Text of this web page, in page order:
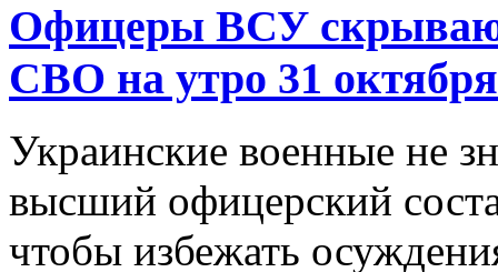
Офицеры ВСУ
СВО на утро 31 октября
Украинские военные не
высший офицерский
чтобы избежать